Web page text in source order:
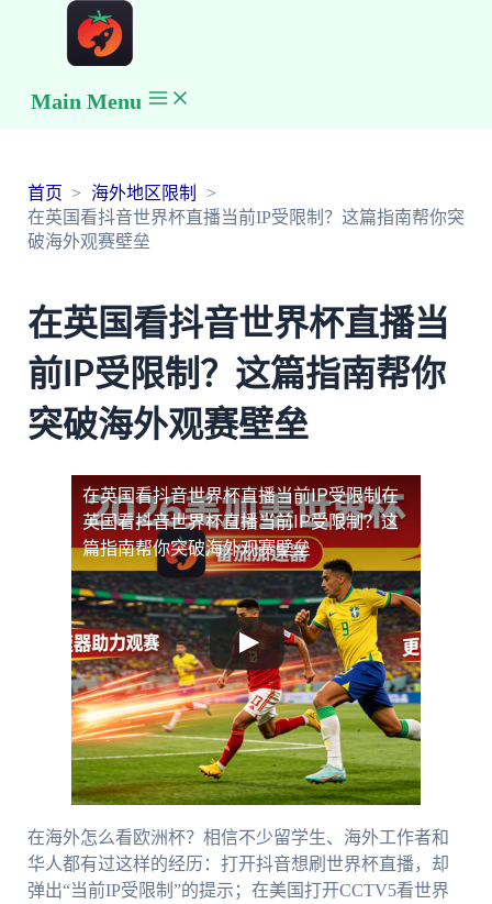
Main Menu
首页
海外地区限制
在英国看抖音世界杯直播当前IP受限制？这篇指南帮你突
破海外观赛壁垒
在英国看抖音世界杯直播当
前IP受限制？这篇指南帮你
突破海外观赛壁垒
在英国看抖音世界杯直播当前IP受限制在
英国看抖音世界杯直播当前IP受限制？这
篇指南帮你突破海外观赛壁垒
在海外怎么看欧洲杯？相信不少留学生、海外工作者和
华人都有过这样的经历：打开抖音想刷世界杯直播，却
弹出“当前IP受限制”的提示；在美国打开CCTV5看世界